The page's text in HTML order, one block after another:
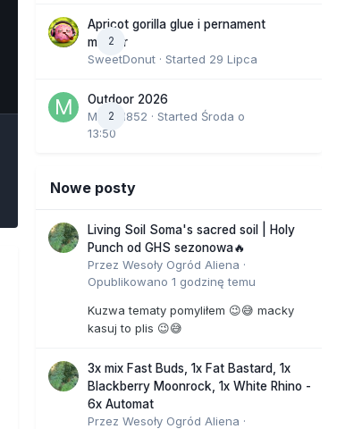
2
Apricot gorilla glue i pernament
marker
SweetDonut · Started 29 Lipca
2
Outdoor 2026
Marcel852 · Started Środa o
13:50
Nowe posty
Living Soil Soma's sacred soil | Holy
Punch od GHS sezonowa🔥
Przez Wesoły Ogród Aliena ·
Opublikowano 1 godzinę temu
Kuzwa tematy pomyliłem 😉😅 macky
kasuj to plis 😉😅
3x mix Fast Buds, 1x Fat Bastard, 1x
Blackberry Moonrock, 1x White Rhino -
6x Automat
Przez Wesoły Ogród Aliena ·